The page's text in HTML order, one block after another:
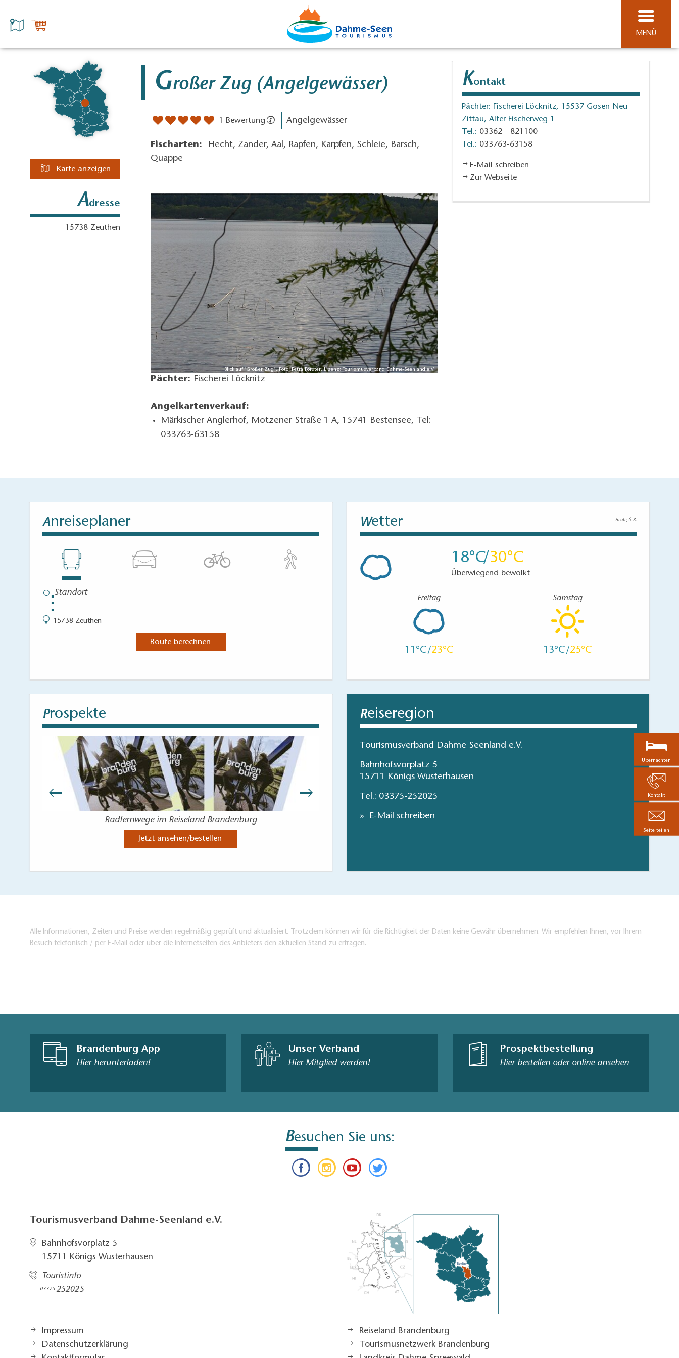
MENÜ
Karte anzeigen
Adresse
15738 Zeuthen
Großer Zug (Angelgewässer)
1 Bewertung Angelgewässer
Fischarten: Hecht, Zander, Aal, Rapfen, Karpfen, Schleie, Barsch,
Quappe
Blick auf "Großer Zug", Foto: Petra Förster, Lizenz: Tourismusverband Dahme-Seenland e.V.
Pächter: Fischerei Löcknitz
Angelkartenverkauf:
Märkischer Anglerhof, Motzener Straße 1 A, 15741 Bestensee, Tel:
033763-63158
Kontakt
Pächter: Fischerei Löcknitz, 15537 Gosen-Neu
Zittau, Alter Fischerweg 1
Tel.: 03362 - 821100
Tel.: 033763-63158
E-Mail schreiben
Zur Webseite
Anreiseplaner
⋮
15738 Zeuthen
Route berechnen
Wetter Heute, 6. 8.
18 30
Überwiegend bewölkt
Freitag
11 23
Samstag
13 25
Prospekte
Radfernwege im Reiseland Brandenburg
Jetzt ansehen/bestellen
Die schönsten Radpartien in Brandenburg
Reiseregion
Tourismusverband Dahme Seenland e.V.
Bahnhofsvorplatz 5
15711 Königs Wusterhausen
Tel.: 03375-252025
E-Mail schreiben
Alle Informationen, Zeiten und Preise werden regelmäßig geprüft und aktualisiert. Trotzdem können wir für die Richtigkeit der Daten keine Gewähr übernehmen. Wir empfehlen Ihnen, vor Ihrem
Besuch telefonisch / per E-Mail oder über die Internetseiten des Anbieters den aktuellen Stand zu erfragen.
Brandenburg App
Hier herunterladen!
Unser Verband
Hier Mitglied werden!
Prospektbestellung
Hier bestellen oder online ansehen
Besuchen Sie uns:
Tourismusverband Dahme-Seenland e.V.
Bahnhofsvorplatz 5​
15711 Königs Wusterhausen
Touristinfo
03375252025​
Impressum
Datenschutzerklärung
Reiseland Brandenburg
Tourismusnetzwerk Brandenburg
Übernachten
Kontakt
Seite teilen